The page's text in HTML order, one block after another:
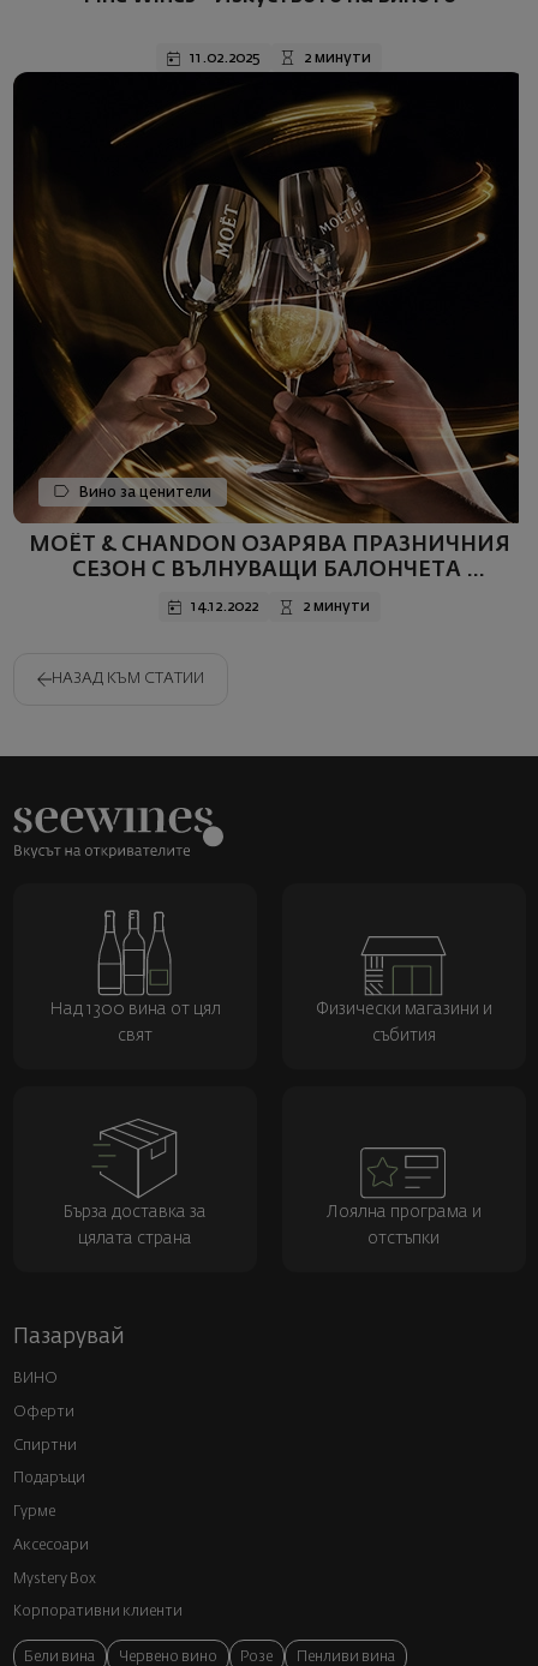
11.02.2025 2 минути
Вино за ценители
MOËT & CHANDON ОЗАРЯВА ПРАЗНИЧНИЯ
СЕЗОН С ВЪЛНУВАЩИ БАЛОНЧЕТА ​​
ШАМПАНСКО И СВЕТЛИННО ШОУ
14.12.2022 2 минути
НАЗАД КЪМ СТАТИИ
Над 1300 вина от цял
свят
Физически магазини и
събития
Бърза доставка за
цялата страна
Лоялна програма и
отстъпки
Пазарувай
ВИНО
Оферти
Спиртни
Подаръци
Гурме
Аксесоари
Mystery Box
Корпоративни клиенти
Бели вина Червено вино Розе Пенливи вина